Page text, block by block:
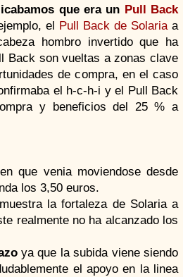
que era un Pull Back
el Pull Back de Solaria a
hombro invertido que ha
Back son vueltas a zonas clave
de compra, en el caso
el h-c-h-i y el Pull Back
y beneficios del 25 % a
que venia moviendose desde
los 3,50 euros.
la fortaleza de Solaria a
realmente no ha alcanzado los
ya que la subida viene siendo
el apoyo en la linea